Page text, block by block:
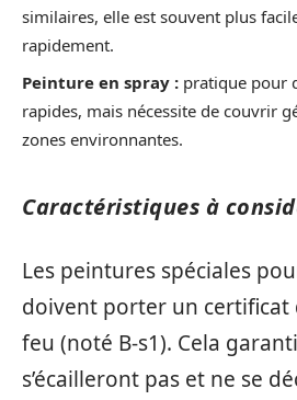
similaires, elle est souvent plus
rapidement.
Peinture en spray : pratique pour
rapides, mais nécessite de couvrir
zones environnantes.
Caractéristiques à
Les peintures spéciales
doivent porter un certificat
feu (noté B-s1). Cela
s’écailleront pas et ne se